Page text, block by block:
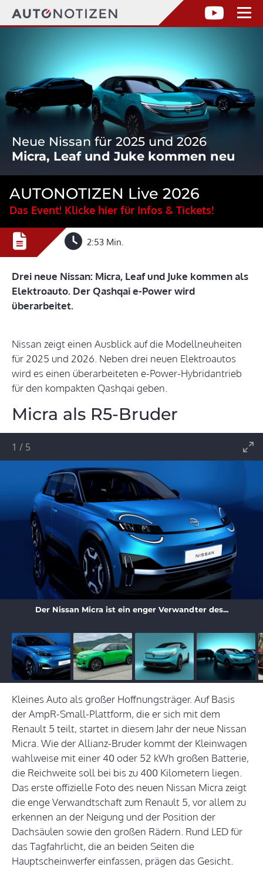
Neue Nissan für 2025 und 2026
Micra, Leaf und Juke kommen neu
AUTONOTIZEN Live 2026
Das Event! Klicke hier für Infos & Tickets!
2:53 Min.
Drei neue Nissan: Micra, Leaf und Juke kommen als
Elektroauto. Der Qashqai e-Power wird
überarbeitet.
Nissan zeigt einen Ausblick auf die Modellneuheiten
für 2025 und 2026. Neben drei neuen Elektroautos
wird es einen überarbeiteten e-Power-Hybridantrieb
für den kompakten Qashqai geben.
Micra als R5-Bruder
Der Nissan Micra ist ein enger Verwandter des...
1 / 5
Kleines Auto als großer Hoffnungsträger. Auf Basis
der AmpR-Small-Plattform, die er sich mit dem
Renault 5 teilt, startet in diesem Jahr der neue Nissan
Micra. Wie der Allianz-Bruder kommt der Kleinwagen
wahlweise mit einer 40 oder 52 kWh großen Batterie,
die Reichweite soll bei bis zu 400 Kilometern liegen.
Das erste offizielle Foto des neuen Nissan Micra zeigt
die enge Verwandtschaft zum Renault 5, vor allem zu
erkennen an der Neigung und der Position der
Dachsäulen sowie den großen Rädern. Rund LED für
das Tagfahrlicht, die an beiden Seiten die
Hauptscheinwerfer einfassen, prägen das Gesicht.